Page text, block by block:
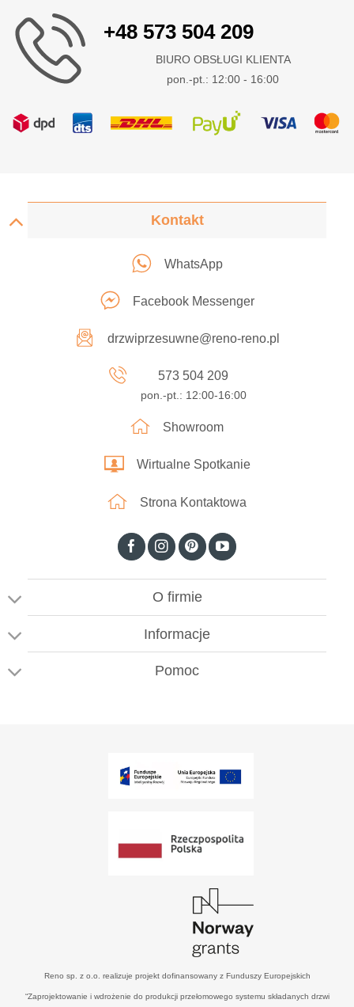
+48 573 504 209
BIURO OBSŁUGI KLIENTA
pon.-pt.: 12:00 - 16:00
Kontakt
WhatsApp
Facebook Messenger
drzwiprzesuwne@reno-reno.pl
573 504 209
pon.-pt.: 12:00-16:00
Showroom
Wirtualne Spotkanie
Strona Kontaktowa
O firmie
Informacje
Pomoc
Reno sp. z o.o. realizuje projekt dofinansowany z Funduszy Europejskich
“Zaprojektowanie i wdrożenie do produkcji przełomowego systemu składanych drzwi